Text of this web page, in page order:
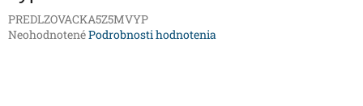
PREDLZOVACKA5Z5MVYP
Priemerné
NeohodnotenéPodrobnosti hodnotenia